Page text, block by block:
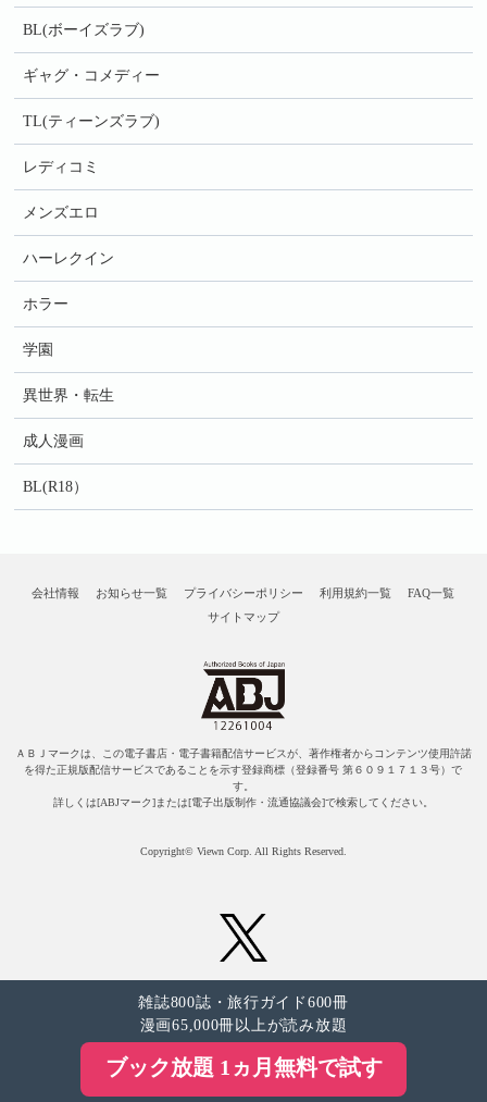
BL(ボーイズラブ)
ギャグ・コメディー
TL(ティーンズラブ)
レディコミ
メンズエロ
ハーレクイン
ホラー
学園
異世界・転生
成人漫画
BL(R18）
会社情報 お知らせ一覧 プライバシーポリシー 利用規約一覧
FAQ一覧
サイトマップ
ＡＢＪマークは、この電子書店・電子書籍配信サービスが、著作権者からコンテンツ使用許諾
を得た正規版配信サービスであることを示す登録商標（登録番号 第６０９１７１３号）で
す。
詳しくは[ABJマーク]または[電子出版制作・流通協議会]で検索してください。
Copyright© Viewn Corp. All Rights Reserved.
雑誌800誌・旅行ガイド600冊
漫画65,000冊以上が読み放題
ブック放題 1ヵ月無料で試す